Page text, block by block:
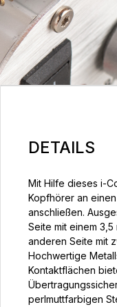
DETAILS
Mit Hilfe dieses i-
Kopfhörer an
anschließen.
Seite mit einem
anderen Seite mit
Hochwertige
Kontaktflächen
perlmuttfarbigen